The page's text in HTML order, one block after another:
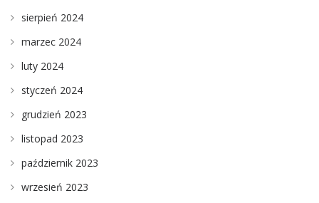
sierpień 2024
marzec 2024
luty 2024
styczeń 2024
grudzień 2023
listopad 2023
październik 2023
wrzesień 2023